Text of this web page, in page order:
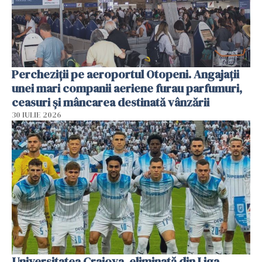
Percheziții pe aeroportul Otopeni. Angajații
unei mari companii aeriene furau parfumuri,
ceasuri și mâncarea destinată vânzării
30 IULIE 2026